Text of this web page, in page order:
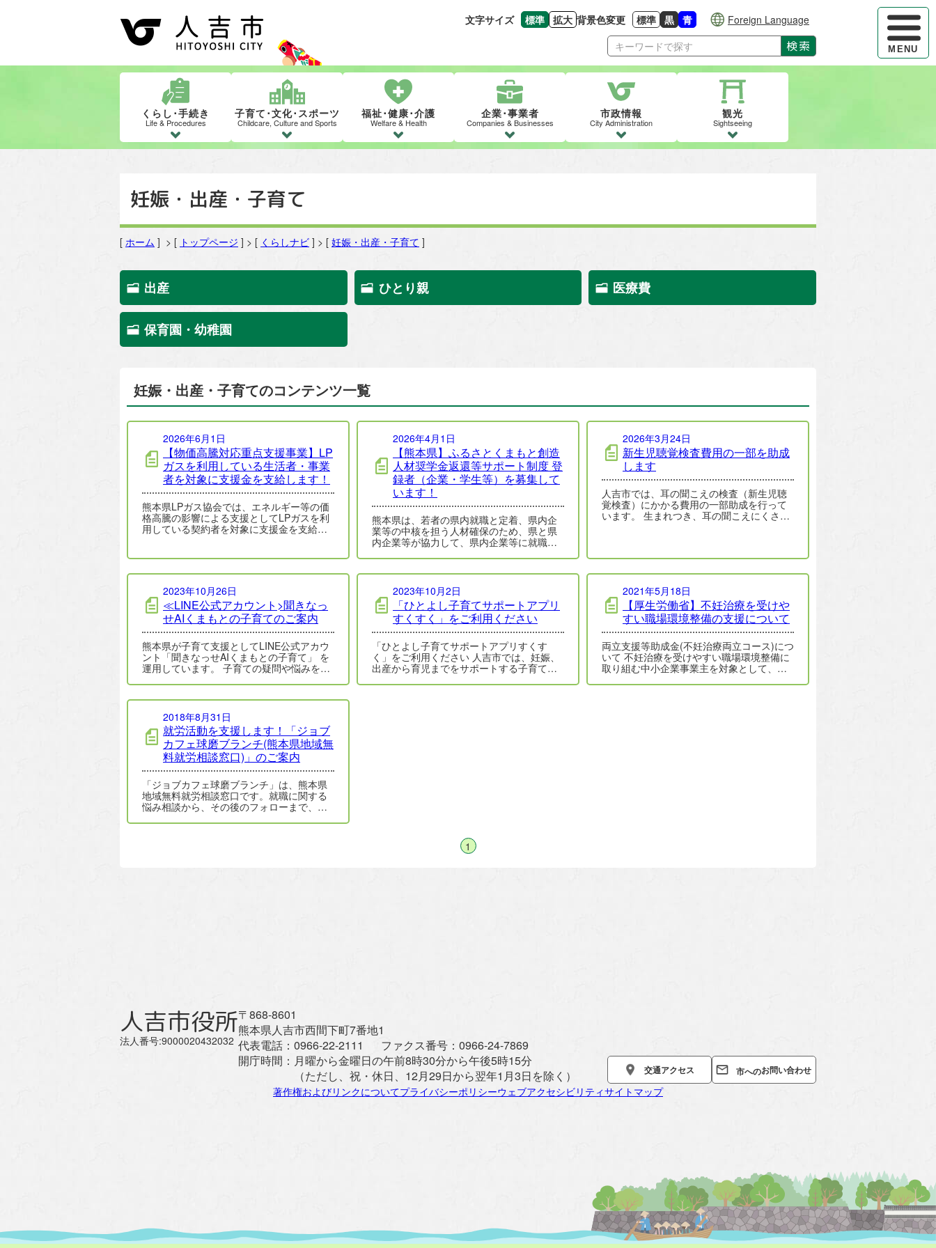
ハンバー
MENU
文字サイズ 標準
文字の大きさをもとの大きさに戻す
拡大
文字を大きくする
背景色変更 標準
背景色の変更：白
黒
背景色の変更：黒
青
背景色の変更：青
Foreign Language
検索
くらし･手続き
Life & Procedures
子育て･文化･スポーツ
Childcare, Culture and Sports
福祉･健康･介護
Welfare & Health
企業･事業者
Companies & Businesses
市政情報
City Administration
観光
Sightseeing
妊娠・出産・子育て
[ ホーム ] > [ トップページ ] > [ くらしナビ ] > [ 妊娠・出産・子育て ]
出産 ひとり親 医療費
保育園・幼稚園
妊娠・出産・子育てのコンテンツ一覧
2026年6月1日
【物価高騰対応重点支援事業】LP
ガスを利用している生活者・事業
者を対象に支援金を支給します！
熊本県LPガス協会では、エネルギー等の価
格高騰の影響による支援としてLPガスを利
用している契約者を対象に支援金を支給し
2026年4月1日
【熊本県】ふるさとくまもと創造
人材奨学金返還等サポート制度 登
録者（企業・学生等）を募集して
います！
熊本県は、若者の県内就職と定着、県内企
業等の中核を担う人材確保のため、県と県
内企業等が協力して、県内企業等に就職す
や交通費…
2026年3月24日
新生児聴覚検査費用の一部を助成
します
人吉市では、耳の聞こえの検査（新生児聴
覚検査）にかかる費用の一部助成を行って
います。 生まれつき、耳の聞こえにくさ
2023年10月26日
≪LINE公式アカウント>聞きなっ
せAIくまもとの子育てのご案内
熊本県が子育て支援としてLINE公式アカウ
ント「聞きなっせAIくまもとの子育て」 を
運用しています。 子育ての疑問や悩みを24
2023年10月2日
「ひとよし子育てサポートアプリ
すくすく」をご利用ください
「ひとよし子育てサポートアプリすくす
く」をご利用ください 人吉市では、妊娠、
出産から育児までをサポートする子育てア
前…
2021年5月18日
【厚生労働省】不妊治療を受けや
すい職場環境整備の支援について
両立支援等助成金(不妊治療両立コース)につ
いて 不妊治療を受けやすい職場環境整備に
取り組む中小企業事業主を対象として、令
2018年8月31日
就労活動を支援します！「ジョブ
カフェ球磨ブランチ(熊本県地域無
料就労相談窓口)」のご案内
「ジョブカフェ球磨ブランチ」は、熊本県
地域無料就労相談窓口です。就職に関する
悩み相談から、その後のフォローまで、伴
1
人吉市役所
法人番号:9000020432032
〒868-8601
熊本県人吉市西間下町7番地1
代表電話： 0966-22-2111 ファクス番号： 0966-24-7869
開庁時間： 月曜から金曜日の午前8時30分から午後5時15分
（ただし、祝・休日、12月29日から翌年1月3日を除く）
交通アクセス 市へのお問い合わせ
著作権およびリンクについてプライバシーポリシーウェブアクセシビリティサイトマップ